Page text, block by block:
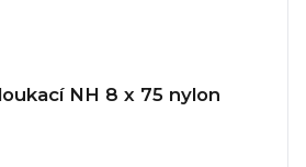
NH 8 x 75 nylon